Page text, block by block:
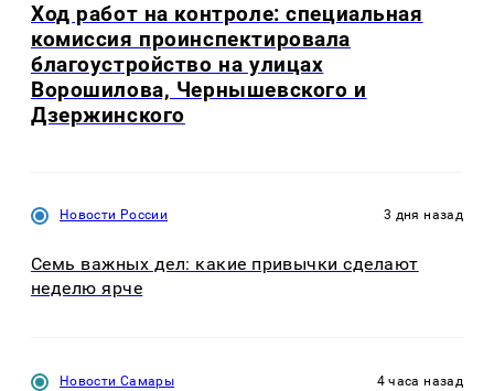
Ход работ на контроле: специальная
комиссия проинспектировала
благоустройство на улицах
Ворошилова, Чернышевского и
Дзержинского
Новости России 3 дня назад
Семь важных дел: какие привычки сделают
неделю ярче
Новости Самары 4 часа назад